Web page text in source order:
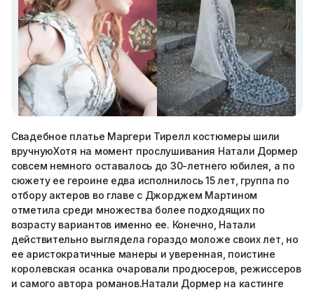
Свадебное платье Маргери Тирелл костюмеры шили
вручнуюХотя на момент прослушивания Натали Дормер
совсем немного оставалось до 30-летнего юбилея, а по
сюжету ее героине едва исполнилось 15 лет, группа по
отбору актеров во главе с Джорджем Мартином
отметила среди множества более подходящих по
возрасту вариантов именно ее. Конечно, Натали
действительно выглядела гораздо моложе своих лет, но
ее аристократичные манеры и уверенная, поистине
королевская осанка очаровали продюсеров, режиссеров
и самого автора романов.Натали Дормер на кастинге